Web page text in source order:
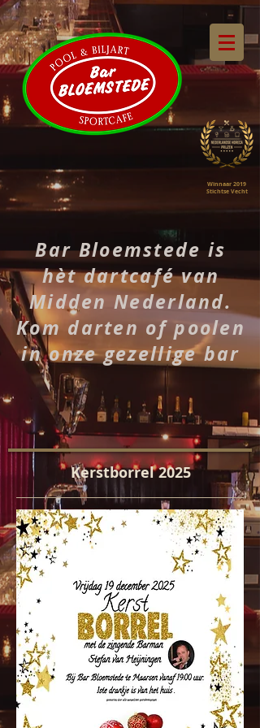
Winnaar 2019
Stichtse Vecht
Bar Bloemstede is
hèt dartcafé van
Midden Nederland.
Kom darten of poolen
in onze gezellige bar
Kerstborrel 2025